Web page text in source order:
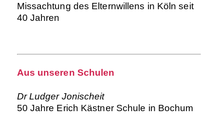
Missachtung des Elternwillens in Köln seit
40 Jahren
Aus unseren Schulen
Dr Ludger Jonischeit
50 Jahre Erich Kästner Schule in Bochum